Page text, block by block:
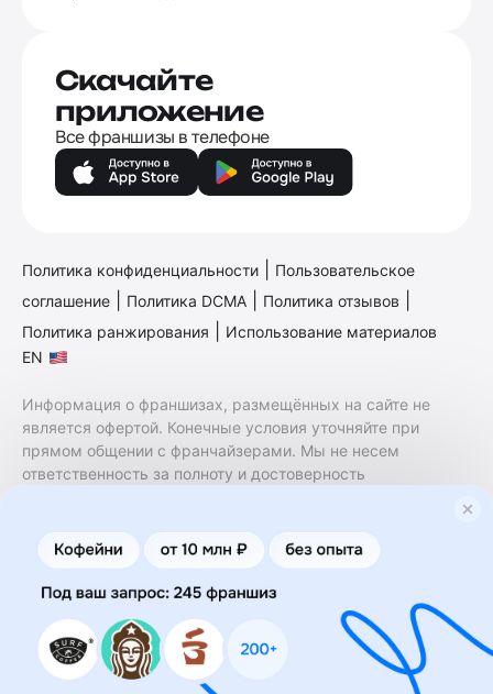
Скачайте
приложение
Все франшизы в телефоне
Политика конфиденциальности
Пользовательское
соглашение
Политика DCMA Политика отзывов
Политика ранжирования
Использование материалов
EN
Информация о франшизах, размещённых на сайте не
является офертой. Конечные условия уточняйте при
прямом общении с франчайзерами. Мы не несем
ответственность за полноту и достоверность
финансовые услуги. Заключение договоров
коммерческой концессии (франчайзинга) осуществляется
правообладателями/их представителями. Бизнесменс.ру
не является посредником или представителем
правообладателя и не несет ответственность за условия
предоставления франшизы и действия лиц,
осуществленные на основании информации, имеющейся